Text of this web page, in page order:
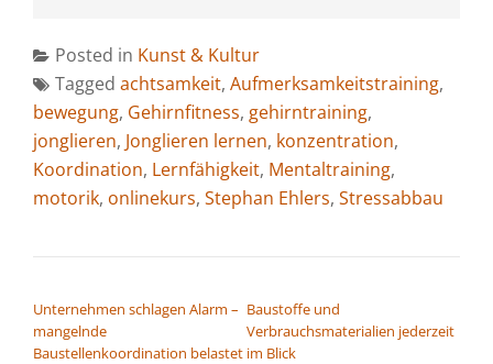
Posted in Kunst & Kultur
Tagged achtsamkeit, Aufmerksamkeitstraining,
bewegung, Gehirnfitness, gehirntraining,
jonglieren, Jonglieren lernen, konzentration,
Koordination, Lernfähigkeit, Mentaltraining,
motorik, onlinekurs, Stephan Ehlers, Stressabbau
Unternehmen schlagen Alarm –
mangelnde
Baustellenkoordination belastet
Baustoffe und
Verbrauchsmaterialien jederzeit
im Blick